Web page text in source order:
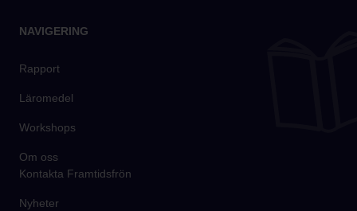
NAVIGERING
Rapport
Läromedel
Workshops
Om oss
Kontakta Framtidsfrön
Nyheter